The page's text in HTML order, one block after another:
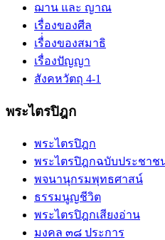
ฌาน และ ญาณ
เรื่องของศีล
เรื่่องของสมาธิ
เรื่องปัญญา
สังคหวัตถุ 4-1
พระไตรปิฎก
พระไตรปิฎก
พระไตรปิฎกฉบับประชาช
พจนานุกรมพุทธศาสน์
ธรรมนูญชีวิต
พระไตรปิฎกเสียงอ่าน
มงคล ๓๘ ประการ